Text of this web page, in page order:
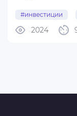
собранную
#инвестиции
#пи_дидди
2024